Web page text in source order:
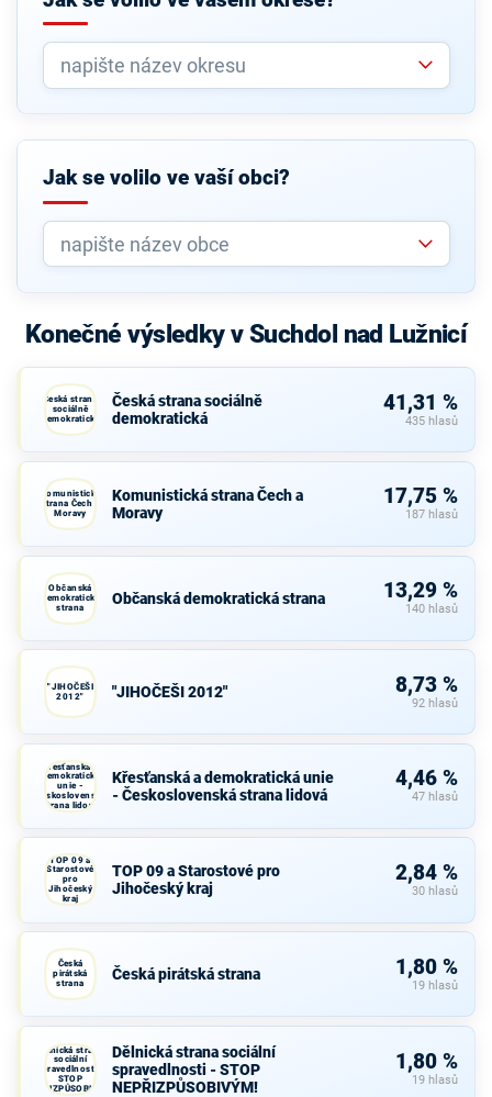
Jak se volilo ve vaší obci?
Konečné výsledky v Suchdol nad Lužnicí
Česká strana
sociálně
demokratická
Česká strana sociálně
demokratická
41,31 %
435 hlasů
Komunistická
strana Čech a
Moravy
Komunistická strana Čech a
Moravy
17,75 %
187 hlasů
Občanská
demokratická
strana
Občanská demokratická strana 13,29 %
140 hlasů
"JIHOČEŠI
2012"
"JIHOČEŠI 2012" 8,73 %
92 hlasů
Křesťanská a
demokratická
unie -
Československá
strana lidová
Křesťanská a demokratická unie
- Československá strana lidová
4,46 %
47 hlasů
TOP 09 a
Starostové
pro
Jihočeský
kraj
TOP 09 a Starostové pro
Jihočeský kraj
2,84 %
30 hlasů
Česká
pirátská
strana
Česká pirátská strana 1,80 %
19 hlasů
Dělnická strana
sociální
spravedlnosti -
STOP
NEPŘIZPŮSOBIVÝM!
Dělnická strana sociální
spravedlnosti - STOP
NEPŘIZPŮSOBIVÝM!
1,80 %
19 hlasů